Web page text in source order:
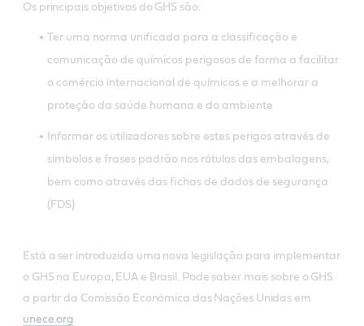
Os principais objetivos do GHS são:
Ter uma norma unificada para a classificação e
comunicação de químicos perigosos de forma a facilitar
o comércio internacional de químicos e a melhorar a
proteção da saúde humana e do ambiente
Informar os utilizadores sobre estes perigos através de
símbolos e frases padrão nos rótulos das embalagens,
bem como através das fichas de dados de segurança
(FDS)
Está a ser introduzida uma nova legislação para implementar
o GHS na Europa, EUA e Brasil. Pode saber mais sobre o GHS
a partir da Comissão Económica das Nações Unidas em
unece.org